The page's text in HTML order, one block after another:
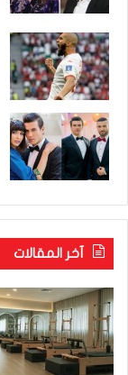
آخر المقالات